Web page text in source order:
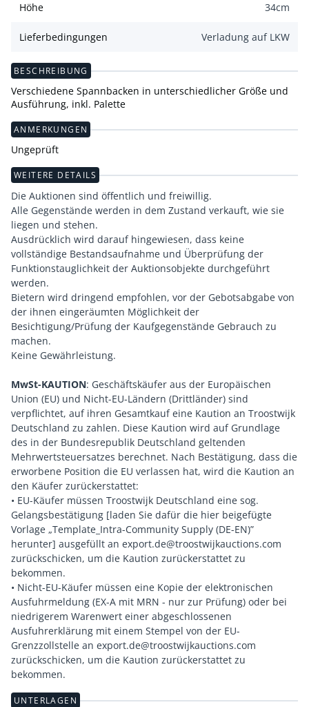
Höhe 34cm
Lieferbedingungen Verladung auf LKW
BESCHREIBUNG
Verschiedene Spannbacken in unterschiedlicher Größe und
Ausführung, inkl. Palette
ANMERKUNGEN
Ungeprüft
WEITERE DETAILS
Die Auktionen sind öffentlich und freiwillig.
Alle Gegenstände werden in dem Zustand verkauft, wie sie
liegen und stehen.
Ausdrücklich wird darauf hingewiesen, dass keine
vollständige Bestandsaufnahme und Überprüfung der
Funktionstauglichkeit der Auktionsobjekte durchgeführt
werden.
Bietern wird dringend empfohlen, vor der Gebotsabgabe von
der ihnen eingeräumten Möglichkeit der
Besichtigung/Prüfung der Kaufgegenstände Gebrauch zu
machen.
Keine Gewährleistung.
MwSt-KAUTION: Geschäftskäufer aus der Europäischen
Union (EU) und Nicht-EU-Ländern (Drittländer) sind
verpflichtet, auf ihren Gesamtkauf eine Kaution an Troostwijk
Deutschland zu zahlen. Diese Kaution wird auf Grundlage
des in der Bundesrepublik Deutschland geltenden
Mehrwertsteuersatzes berechnet. Nach Bestätigung, dass die
erworbene Position die EU verlassen hat, wird die Kaution an
den Käufer zurückerstattet:
• EU-Käufer müssen Troostwijk Deutschland eine sog.
Gelangsbestätigung [laden Sie dafür die hier beigefügte
Vorlage „Template_Intra-Community Supply (DE-EN)”
herunter] ausgefüllt an export.de@troostwijkauctions.com
zurückschicken, um die Kaution zurückerstattet zu
bekommen.
• Nicht-EU-Käufer müssen eine Kopie der elektronischen
Ausfuhrmeldung (EX-A mit MRN - nur zur Prüfung) oder bei
niedrigerem Warenwert einer abgeschlossenen
Ausfuhrerklärung mit einem Stempel von der EU-
Grenzzollstelle an export.de@troostwijkauctions.com
zurückschicken, um die Kaution zurückerstattet zu
bekommen.
UNTERLAGEN